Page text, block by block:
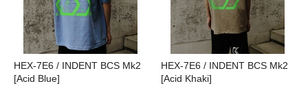
HEX-7E6 / INDENT BCS Mk2
[Acid Blue]
HEX-7E6 / INDENT BCS Mk2
[Acid Khaki]